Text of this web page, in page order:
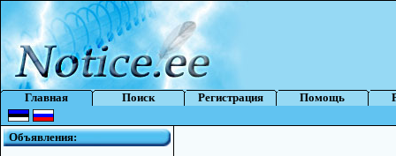
Главная Поиск Регистрация Помощь
Объявления: